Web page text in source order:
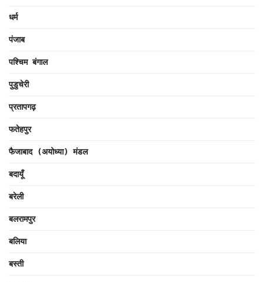
धर्म
पंजाब
पश्चिम बंगाल
पुडुचेरी
प्रतापगढ़
फतेहपुर
फैजाबाद (अयोध्या) मंडल
बदायूँ
बरेली
बलरामपुर
बलिया
बस्ती